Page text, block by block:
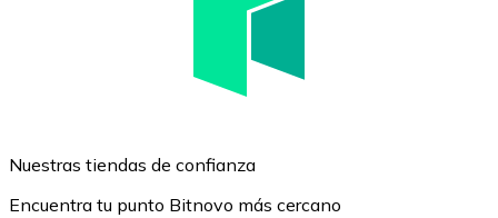
Nuestras tiendas de confianza
Encuentra tu punto Bitnovo más cercano